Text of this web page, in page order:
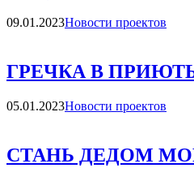
09.01.2023Категории
Новости проектов
ГРЕЧКА В
05.01.2023Категории
Новости проектов
СТАНЬ ДЕДОМ